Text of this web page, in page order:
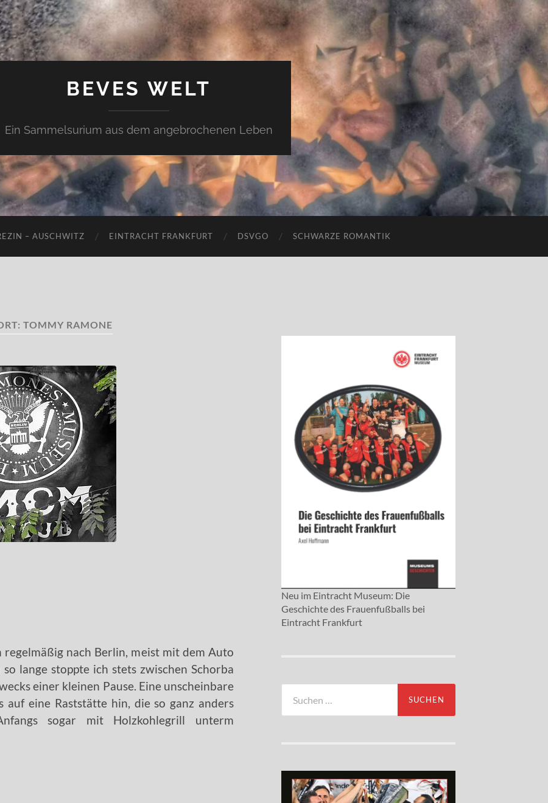
BEVES WELT
Ein Sammelsurium aus dem angebrochenen Leben
– AUSCHWITZ EINTRACHT FRANKFURT DSVGO SCHWARZE ROMANTIK
TOMMY RAMONE
nach Berlin, meist mit dem Auto
lange stoppte ich stets zwischen Schorba
einer kleinen Pause. Eine unscheinbare
auf eine Raststätte hin, die so ganz anders
sogar mit Holzkohlegrill unterm
Neu im Eintracht Museum: Die
Geschichte des Frauenfußballs bei
Eintracht Frankfurt
nach: